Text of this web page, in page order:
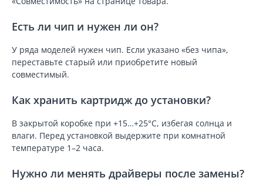
Есть ли чип и нужен ли он?
У ряда моделей нужен чип. Если указано «без чипа»,
переставьте старый или приобретите новый
совместимый.
Как хранить картридж до установки?
В закрытой коробке при +15…+25°C, избегая солнца и
влаги. Перед установкой выдержите при комнатной
температуре 1–2 часа.
Нужно ли менять драйверы после замены?